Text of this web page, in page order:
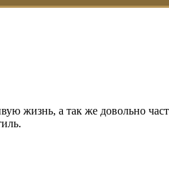
жизнь, а так же довольно